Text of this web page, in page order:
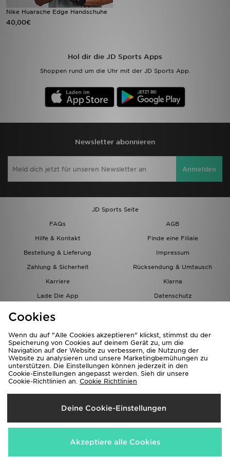
Nike Huarache Edge Handschuhe
40,00€
Hol dir die JD Sports Apps
Shoppen rund um die Uhr mit der JD Sports App.
Newsletter abonnieren
Anmelden
JD Sports Seite
FAQs
AGB
Hilfe & Kontakt
Finde eine Filiale
Bestellung & Lieferung
Impressum
Zahlung & Sicherheit
Rücksendung & Umtausch
Karriere
Klarna
Lade Die App
Datenschutz
Lieferung Nach
Österreich
Wir akzeptieren folgende Zahlungsmethoden
Sport
Geschenkkarte
Meine Nachrichten
Bestellverfolgung
Cookies
Wenn du auf "Alle Cookies akzeptieren" klickst, stimmst du der
Speicherung von Cookies auf deinem Gerät zu, um die
Navigation auf der Website zu verbessern, die Nutzung der
Website zu analysieren und unsere Marketingbemühungen zu
unterstützen. Die Einstellungen können jederzeit in den
Cookie-Einstellungen angepasst werden. Sieh dir unsere
Cookie-Richtlinien an. Cookie Richtlinien
Deine Cookie-Einstellungen
Akzeptiere alle Cookies